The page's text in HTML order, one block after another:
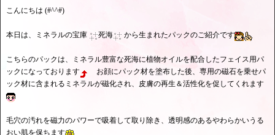
こんにちは (#^^#)
本日は、ミネラルの宝庫 死海 から生まれたパックのご紹介です
こちらのパックは、ミネラル豊富な死海に植物オイルを配合したフェイス用パ
ックになっております
お顔にパック材を塗布した後、専用の磁石を乗せパ
ック材に含まれるミネラルが磁化され、皮膚の再生＆活性化を促してくれます
毛穴の汚れを磁力のパワーで吸着して取り除き、透明感のあるやわらかいうる
おい肌を保ちます